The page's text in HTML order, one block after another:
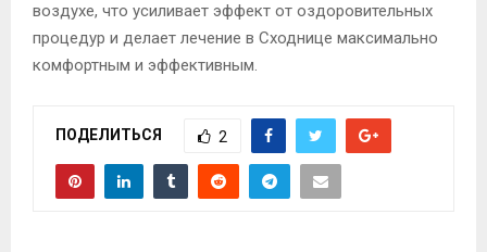
воздухе, что усиливает эффект от оздоровительных
процедур и делает лечение в Сходнице максимально
комфортным и эффективным.
ПОДЕЛИТЬСЯ 2